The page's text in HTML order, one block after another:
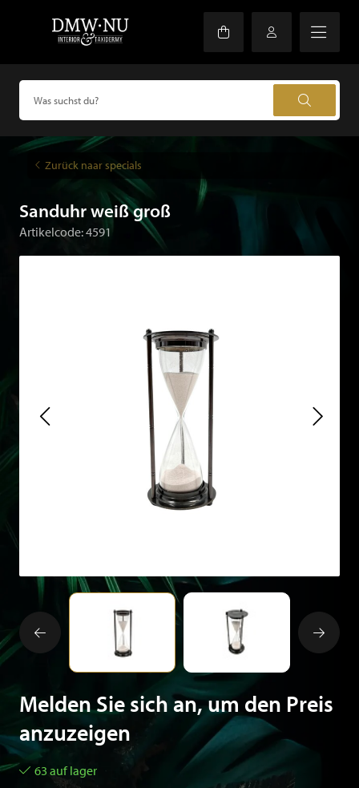
Zurück naar specials
Sanduhr weiß groß
Artikelcode: 4591
Melden Sie sich an, um den Preis
anzuzeigen
63 auf lager